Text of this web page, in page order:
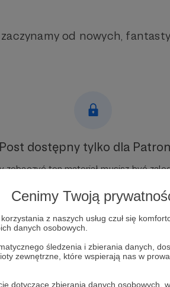
Cenimy Twoją
z naszych usług czuł się
danych osobowych.
śledzenia i zbierania danych,
zewnętrzne, które wspierają nas w
dotyczące zbierania danych osobowych,
zaczynamy od nowych,
Post dostępny tylko dla
zobaczyć ten materiał musisz być
Zostań Patronem
Zaloguj się